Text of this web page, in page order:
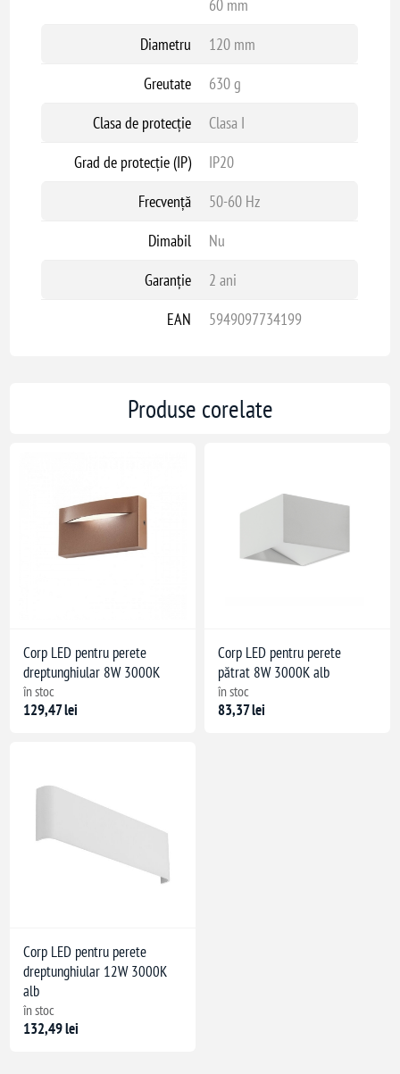
60 mm
Diametru
120 mm
Greutate
630 g
Clasa de protecție
Clasa I
Grad de protecție (IP)
IP20
Frecvență
50-60 Hz
Dimabil
Nu
Garanție
2 ani
EAN
5949097734199
Produse corelate
Corp LED pentru perete
dreptunghiular 8W 3000K
în stoc
129,47 lei
Corp LED pentru perete
pătrat 8W 3000K alb
în stoc
83,37 lei
Corp LED pentru perete
dreptunghiular 12W 3000K
alb
în stoc
132,49 lei